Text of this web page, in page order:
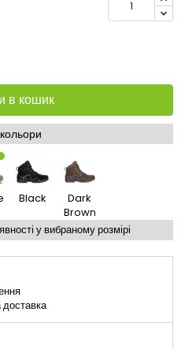
в кошик
Black
Dark
Brown
у вибраному розмірі